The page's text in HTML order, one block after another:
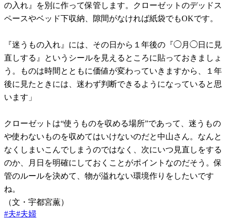
の入れ』を別に作って保管します。クローゼットのデッドス
ペースやベッド下収納、隙間がなければ紙袋でもOKです。
『迷うもの入れ』には、その日から１年後の『◯月◯日に見
直しする』というシールを見えるところに貼っておきましょ
う。ものは時間とともに価値が変わっていきますから、１年
後に見たときには、迷わず判断できるようになっていると思
います」
クローゼットは“使うものを収める場所”であって、迷うもの
や使わないものを収めてはいけないのだと中山さん。なんと
なくしまいこんでしまうのではなく、次にいつ見直しをする
のか、月日を明確にしておくことがポイントなのだそう。保
管のルールを決めて、物が溢れない環境作りをしたいです
ね。
（文・宇都宮薫）
#夫#夫婦